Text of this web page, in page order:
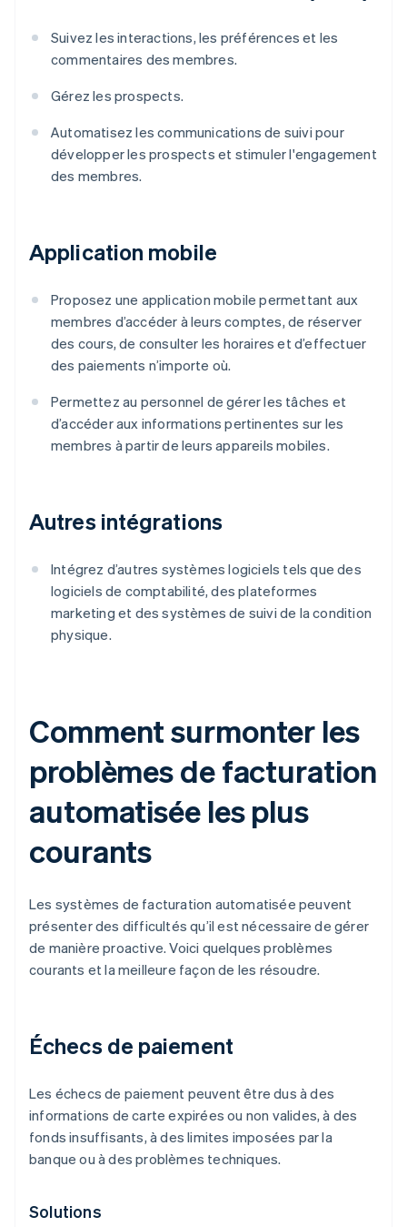
Suivez les interactions, les préférences et les
commentaires des membres.
Gérez les prospects.
Automatisez les communications de suivi pour
développer les prospects et stimuler l'engagement
des membres.
Application mobile
Proposez une application mobile permettant aux
membres d’accéder à leurs comptes, de réserver
des cours, de consulter les horaires et d’effectuer
des paiements n’importe où.
Permettez au personnel de gérer les tâches et
d’accéder aux informations pertinentes sur les
membres à partir de leurs appareils mobiles.
Autres intégrations
Intégrez d’autres systèmes logiciels tels que des
logiciels de comptabilité, des plateformes
marketing et des systèmes de suivi de la condition
physique.
Comment surmonter les
problèmes de facturation
automatisée les plus
courants
Les systèmes de facturation automatisée peuvent
présenter des difficultés qu’il est nécessaire de gérer
de manière proactive. Voici quelques problèmes
courants et la meilleure façon de les résoudre.
Échecs de paiement
Les échecs de paiement peuvent être dus à des
informations de carte expirées ou non valides, à des
fonds insuffisants, à des limites imposées par la
banque ou à des problèmes techniques.
Solutions